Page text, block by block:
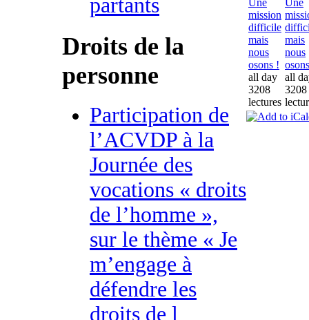
partants
Droits de la
personne
Participation de
l’ACVDP à la
Journée des
vocations « droits
de l’homme »,
sur le thème « Je
m’engage à
défendre les
droits de l
mission
difficile
mais
nous
osons !
all day
3208
lectures
mais
nous
all
3208